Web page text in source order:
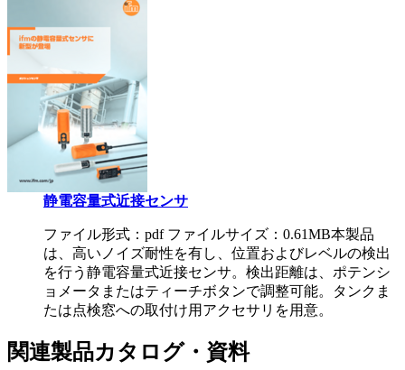
静電容量式近接センサ
ファイル形式：pdf ファイルサイズ：0.61MB本製品
は、高いノイズ耐性を有し、位置およびレベルの検出
を行う静電容量式近接センサ。検出距離は、ポテンシ
ョメータまたはティーチボタンで調整可能。タンクま
たは点検窓への取付け用アクセサリを用意。
関連製品カタログ・資料